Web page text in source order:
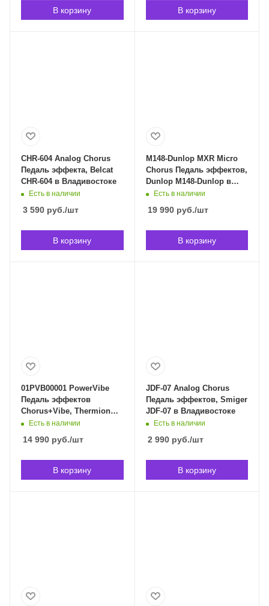
В корзину В корзину
CHR-604 Analog Chorus
Педаль эффекта, Belcat
CHR-604 в Владивостоке
Есть в наличии
3 590 руб./шт
В корзину
M148-Dunlop MXR Micro
Chorus Педаль эффектов,
Dunlop M148-Dunlop в
Владивостоке
Есть в наличии
19 990руб./шт
В корзину
01PVB00001 PowerVibe
Педаль эффектов
Chorus+Vibe, Thermion
01PVB00001 в
Есть в наличии
14 990 руб./шт
В корзину
JDF-07 Analog Chorus
Педаль эффектов, Smiger
JDF-07 в Владивостоке
Есть в наличии
2 990руб./шт
В корзину